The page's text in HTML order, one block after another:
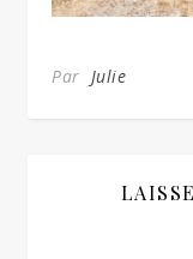
Par Julie